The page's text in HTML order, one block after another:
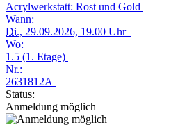
Acrylwerkstatt: Rost und Gold
Wann:
Di., 29.09.2026, 19.00 Uhr
Wo:
1.5 (1. Etage)
Nr.:
2631812A
Status:
Anmeldung möglich